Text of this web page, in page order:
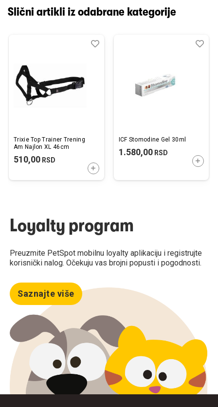
Slični artikli iz odabrane kategorije
Trixie Top Trainer Trening
Am Najlon XL 46cm
510,00 RSD
DODAJTE U KORPU
Dodaj
Uporedi
ICF Stomodine Gel 30ml
1.580,00RSD
Loyalty program
Preuzmite PetSpot mobilnu loyalty aplikaciju i registrujte
korisnički nalog. Očekuju vas brojni popusti i pogodnosti.
Saznajte više